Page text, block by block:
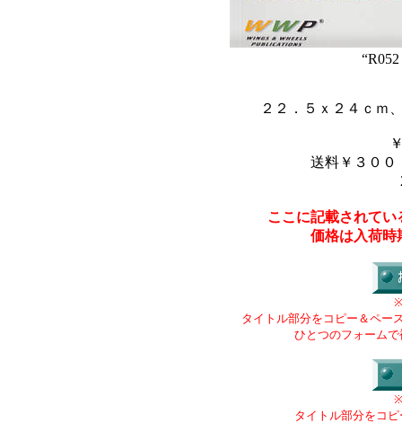
２２．５ｘ２４ｃｍ
送料￥３００
ここに記載されて
価格は入荷時
タイトル部分をコピー＆ペー
ひとつのフォーム
タイトル部分をコ